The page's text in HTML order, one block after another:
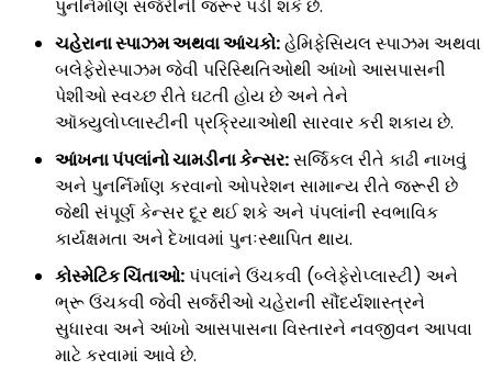
પુનર્નિર્માણ સર્જરીની જરૂર પડી શકે છે.
ચહેરાના સ્પાઝમ અથવા આંચકો:હેમિફેસિયલ સ્પાઝમ અથવા
બલેફેરોસ્પાઝમ જેવી પરિસ્થિતિઓથી આંખો આસપાસની
પેશીઓ સ્વચ્છ રીતે ઘટતી હોય છે અને તેને
ઑક્યુલોપ્લાસ્ટીની પ્રક્રિયાઓથી સારવાર કરી શકાય છે.
આંખના પંપલાંનો ચામડીના કેન્સર:સર્જિકલ રીતે કાઢી નાખવું
અને પુનર્નિર્માણ કરવાનો ઓપરેશન સામાન્ય રીતે જરૂરી છે
જેથી સંપૂર્ણ કેન્સર દૂર થઈ શકે અને પંપલાંની સ્વભાવિક
કાર્યક્ષમતા અને દેખાવમાં પુનઃસ્થાપિત થાય.
કોસ્મેટિક ચિંતાઓ:પંપલાંને ઉંચકવી (બ્લેફેરોપ્લાસ્ટી) અને
ભ્રૂ ઉંચકવી જેવી સર્જરીઓ ચહેરાની સૌંદર્યશાસ્ત્રને
સુધારવા અને આંખો આસપાસના વિસ્તારને નવજીવન આપવા
માટે કરવામાં આવે છે.